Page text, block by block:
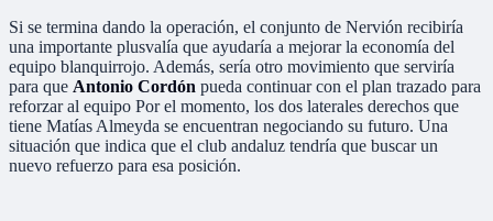
Si se termina dando la operación, el conjunto de Nervión recibiría
una importante plusvalía que ayudaría a mejorar la economía del
equipo blanquirrojo. Además, sería otro movimiento que serviría
para que Antonio Cordón pueda continuar con el plan trazado para
reforzar al equipo Por el momento, los dos laterales derechos que
tiene Matías Almeyda se encuentran negociando su futuro. Una
situación que indica que el club andaluz tendría que buscar un
nuevo refuerzo para esa posición.